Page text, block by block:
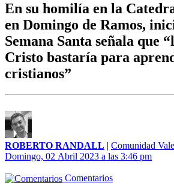
En su homilía en la
en Domingo de Ramos,
Semana Santa señala que
Cristo bastaría para
cristianos”
ROBERTO RANDALL | Comunidad
Domingo, 02 Abril 2023 a las 3:46 pm
Comentarios